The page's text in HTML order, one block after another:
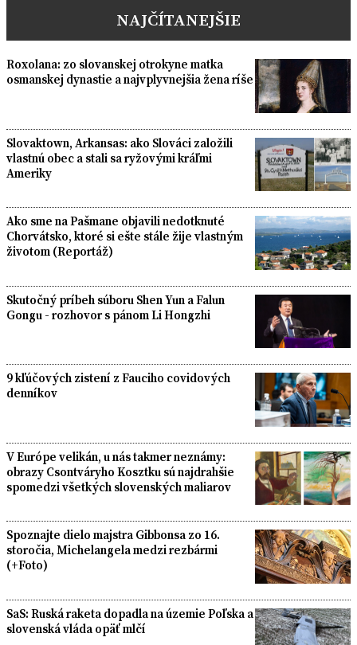
NAJČÍTANEJŠIE
Roxolana: zo slovanskej otrokyne matka
osmanskej dynastie a najvplyvnejšia žena ríše
Slovaktown, Arkansas: ako Slováci založili
vlastnú obec a stali sa ryžovými kráľmi
Ameriky
Ako sme na Pašmane objavili nedotknuté
Chorvátsko, ktoré si ešte stále žije vlastným
životom (Reportáž)
Skutočný príbeh súboru Shen Yun a Falun
Gongu - rozhovor s pánom Li Hongzhi
9 kľúčových zistení z Fauciho covidových
denníkov
V Európe velikán, u nás takmer neznámy:
obrazy Csontváryho Kosztku sú najdrahšie
spomedzi všetkých slovenských maliarov
Spoznajte dielo majstra Gibbonsa zo 16.
storočia, Michelangela medzi rezbármi
(+Foto)
SaS: Ruská raketa dopadla na územie Poľska a
slovenská vláda opäť mlčí